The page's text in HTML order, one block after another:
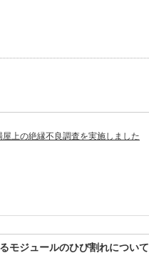
屋上の絶縁不良調査を実施しました
モジュールのひび割れについて